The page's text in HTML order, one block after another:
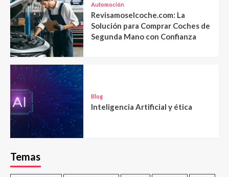
Automoción
Revisamoselcoche.com: La
Solución para Comprar Coches de
Segunda Mano con Confianza
Blog
Inteligencia Artificial y ética
Temas